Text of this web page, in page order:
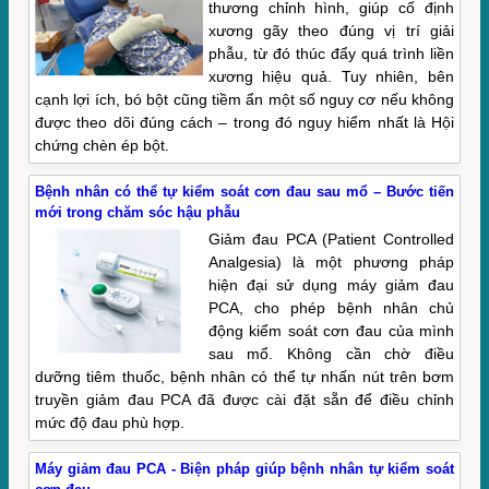
thương chỉnh hình, giúp cố định
xương gãy theo đúng vị trí giải
phẫu, từ đó thúc đẩy quá trình liền
xương hiệu quả. Tuy nhiên, bên
cạnh lợi ích, bó bột cũng tiềm ẩn một số nguy cơ nếu không
được theo dõi đúng cách – trong đó nguy hiểm nhất là Hội
chứng chèn ép bột.
Bệnh nhân có thể tự kiểm soát cơn đau sau mổ – Bước tiến
mới trong chăm sóc hậu phẫu
Giảm đau PCA (Patient Controlled
Analgesia) là một phương pháp
hiện đại sử dụng máy giảm đau
PCA, cho phép bệnh nhân chủ
động kiểm soát cơn đau của mình
sau mổ. Không cần chờ điều
dưỡng tiêm thuốc, bệnh nhân có thể tự nhấn nút trên bơm
truyền giảm đau PCA đã được cài đặt sẵn để điều chỉnh
mức độ đau phù hợp.
Máy giảm đau PCA - Biện pháp giúp bệnh nhân tự kiểm soát